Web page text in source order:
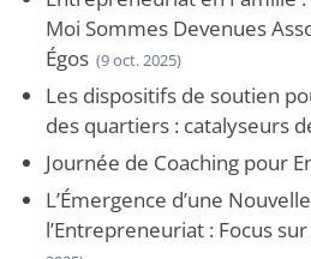
Moi Sommes Devenues
Égos (9 oct. 2025)
Les dispositifs de soutien
des quartiers : catalyseurs
Journée de Coaching pour
L’Émergence d’une
l’Entrepreneuriat : Focus